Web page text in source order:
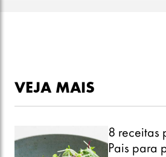
VEJA MAIS
8 receitas
Pais para